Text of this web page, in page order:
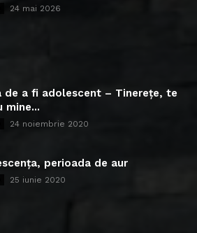
24 mai 2026
de a fi adolescent – Tinerețe, te
mine...
24 noiembrie 2020
perioada de aur
25 iunie 2020